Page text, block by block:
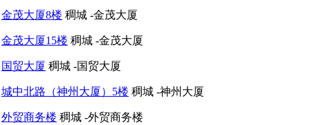
金茂大厦8楼 稠城 -金茂大厦
金茂大厦15楼 稠城 -金茂大厦
国贸大厦 稠城 -国贸大厦
城中北路（神州大厦）5楼 稠城 -神州大厦
外贸商务楼 稠城 -外贸商务楼